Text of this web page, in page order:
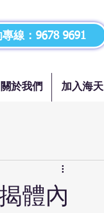
線：9678 9691
關於我們 加入海天
體內